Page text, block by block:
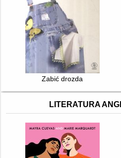
Zabić drozda
LITERATURA